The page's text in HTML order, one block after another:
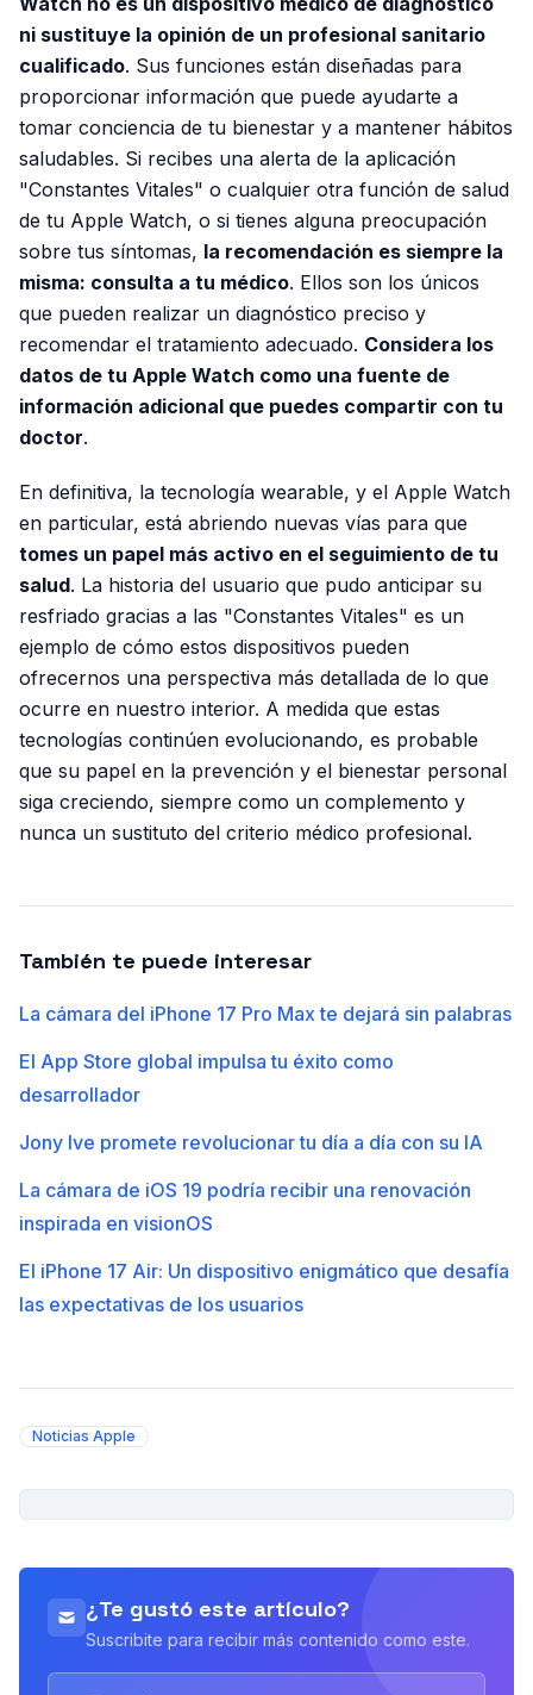
ni sustituye la opinión de un profesional sanitario
cualificado. Sus funciones están diseñadas para
proporcionar información que puede ayudarte a
tomar conciencia de tu bienestar y a mantener hábitos
saludables. Si recibes una alerta de la aplicación
"Constantes Vitales" o cualquier otra función de salud
de tu Apple Watch, o si tienes alguna preocupación
sobre tus síntomas, la recomendación es siempre la
misma: consulta a tu médico. Ellos son los únicos
que pueden realizar un diagnóstico preciso y
recomendar el tratamiento adecuado. Considera los
datos de tu Apple Watch como una fuente de
información adicional que puedes compartir con tu
doctor.
En definitiva, la tecnología wearable, y el Apple Watch
en particular, está abriendo nuevas vías para que
tomes un papel más activo en el seguimiento de tu
salud. La historia del usuario que pudo anticipar su
resfriado gracias a las "Constantes Vitales" es un
ejemplo de cómo estos dispositivos pueden
ofrecernos una perspectiva más detallada de lo que
ocurre en nuestro interior. A medida que estas
tecnologías continúen evolucionando, es probable
que su papel en la prevención y el bienestar personal
siga creciendo, siempre como un complemento y
nunca un sustituto del criterio médico profesional.
También te puede interesar
La cámara del iPhone 17 Pro Max te dejará sin palabras
El App Store global impulsa tu éxito como
desarrollador
Jony Ive promete revolucionar tu día a día con su IA
La cámara de iOS 19 podría recibir una renovación
inspirada en visionOS
El iPhone 17 Air: Un dispositivo enigmático que desafía
las expectativas de los usuarios
Noticias Apple
¿Te gustó este artículo?
Suscribite para recibir más contenido como este.